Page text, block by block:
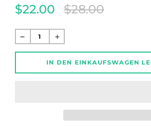
$22.00
Translation
$28.00
Normaler
Preis
IN DEN EINKAUFSWAGEN